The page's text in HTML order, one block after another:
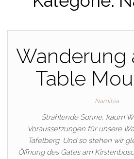
Wanderung
Table
Namibia
Strahlende Sonne, kaum
Voraussetzungen für unsere
Tafelberg. Und so stehen wir
Öffnung des Gates am